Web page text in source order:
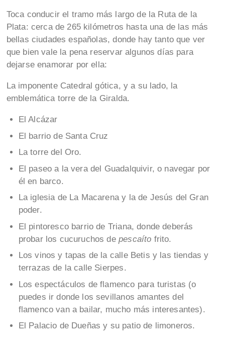
Toca conducir el tramo más largo de la Ruta de la
Plata: cerca de 265 kilómetros hasta una de las más
bellas ciudades españolas, donde hay tanto que ver
que bien vale la pena reservar algunos días para
dejarse enamorar por ella:
La imponente Catedral gótica, y a su lado, la
emblemática torre de la Giralda.
El Alcázar
El barrio de Santa Cruz
La torre del Oro.
El paseo a la vera del Guadalquivir, o navegar por
él en barco.
La iglesia de La Macarena y la de Jesús del Gran
poder.
El pintoresco barrio de Triana, donde deberás
probar los cucuruchos de pescaíto frito.
Los vinos y tapas de la calle Betis y las tiendas y
terrazas de la calle Sierpes.
Los espectáculos de flamenco para turistas (o
puedes ir donde los sevillanos amantes del
flamenco van a bailar, mucho más interesantes).
El Palacio de Dueñas y su patio de limoneros.